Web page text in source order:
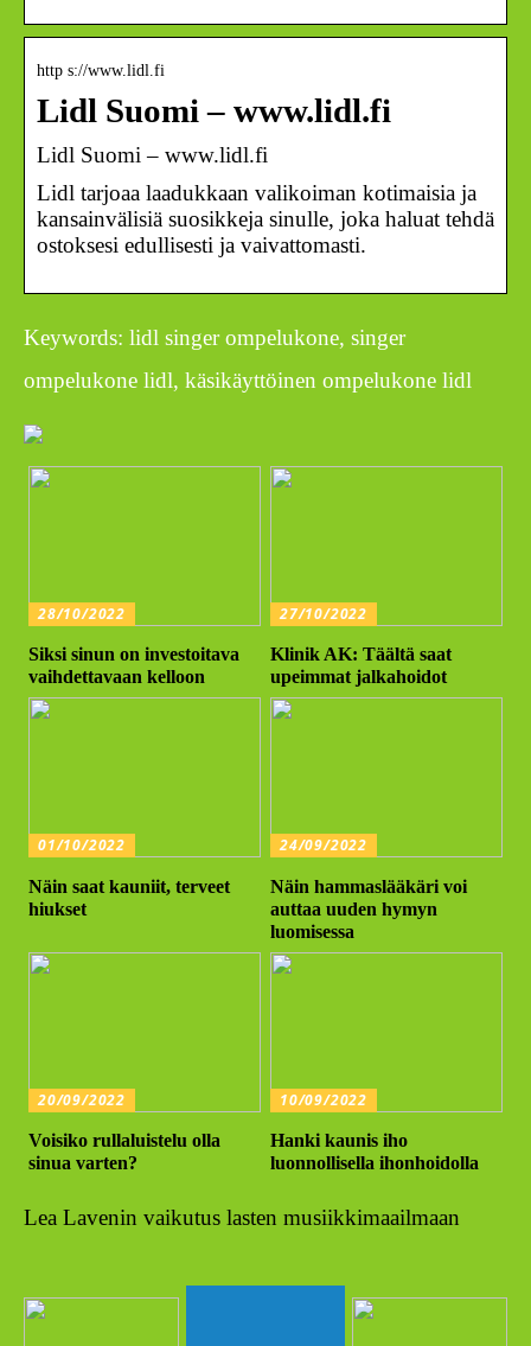
http s://www.lidl.fi
Lidl Suomi – www.lidl.fi
Lidl Suomi – www.lidl.fi
Lidl tarjoaa laadukkaan valikoiman kotimaisia ja
kansainvälisiä suosikkeja sinulle, joka haluat tehdä
ostoksesi edullisesti ja vaivattomasti.
Keywords: lidl singer ompelukone, singer
ompelukone lidl, käsikäyttöinen ompelukone lidl
28/10/2022
Siksi sinun on investoitava
vaihdettavaan kelloon
27/10/2022
Klinik AK: Täältä saat
upeimmat jalkahoidot
01/10/2022
Näin saat kauniit, terveet
hiukset
24/09/2022
Näin hammaslääkäri voi
auttaa uuden hymyn
luomisessa
20/09/2022
Voisiko rullaluistelu olla
sinua varten?
10/09/2022
Hanki kaunis iho
luonnollisella ihonhoidolla
Lea Lavenin vaikutus lasten musiikkimaailmaan